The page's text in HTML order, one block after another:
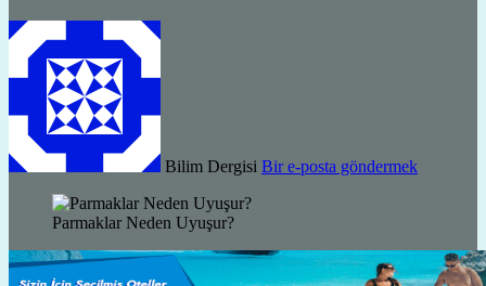
Bilim Dergisi Bir e-posta göndermek
Parmaklar Neden Uyuşur?